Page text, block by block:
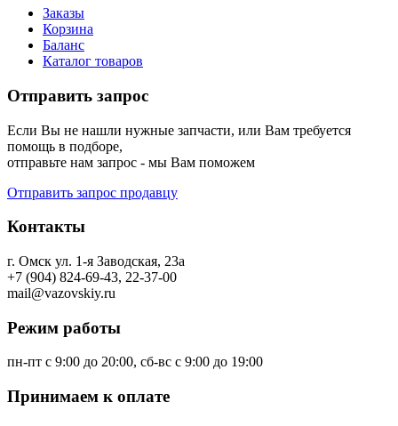
Заказы
Корзина
Баланс
Каталог товаров
Отправить запрос
Если Вы не нашли нужные запчасти, или Вам требуется
помощь в подборе,
отправьте нам запрос - мы Вам поможем
Отправить запрос продавцу
Контакты
г. Омск ул. 1-я Заводская, 23а
+7 (904) 824-69-43, 22-37-00
mail@vazovskiy.ru
Режим работы
пн-пт с 9:00 до 20:00, сб-вс с 9:00 до 19:00
Принимаем к оплате